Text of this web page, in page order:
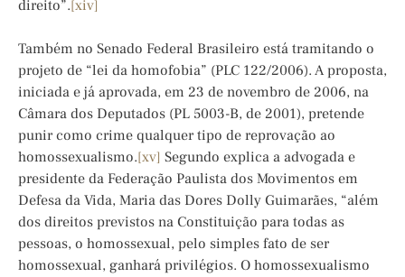
direito”.[xiv]
Também no Senado Federal Brasileiro está tramitando o
projeto de “lei da homofobia” (PLC 122/2006). A proposta,
iniciada e já aprovada, em 23 de novembro de 2006, na
Câmara dos Deputados (PL 5003-B, de 2001), pretende
punir como crime qualquer tipo de reprovação ao
homossexualismo.[xv] Segundo explica a advogada e
presidente da Federação Paulista dos Movimentos em
Defesa da Vida, Maria das Dores Dolly Guimarães, “além
dos direitos previstos na Constituição para todas as
pessoas, o homossexual, pelo simples fato de ser
homossexual, ganhará privilégios. O homossexualismo